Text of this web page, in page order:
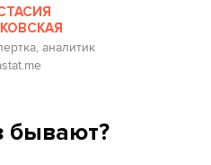
аналитик
бывают?